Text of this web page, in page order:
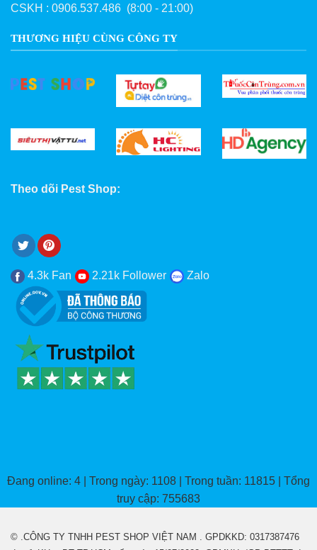
CSKH : 0906.537.486 (8:00 - 21:00)
THƯƠNG HIỆU CÙNG CÔNG TY
Theo dõi Pest Shop:
4.3k Fan 2.21k Follower Zalo
Đang online: 4 | Trong ngày: 1108 | Trong tuần: 11815 | Tổng
truy cập: 755683
© .CÔNG TY TNHH PEST SHOP VIỆT NAM . GPDKKD: 0317387476